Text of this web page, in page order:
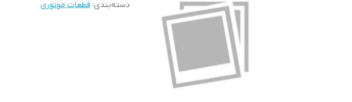
دسته‌بندی: قطعات موتوری